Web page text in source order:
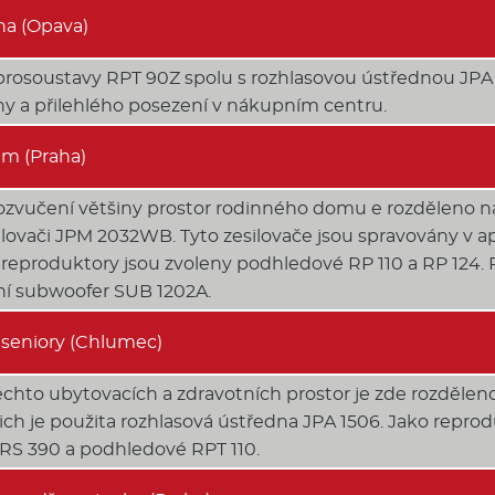
(Opava)
RPT 90Z spolu s rozhlasovou ústřednou
a přilehlého posezení v nákupním centru.
(Praha)
většiny prostor rodinného domu e rozděleno
JPM 2032WB. Tyto zesilovače jsou spravovány v
jsou zvoleny podhledové RP 110 a RP
subwoofer SUB 1202A.
(Chlumec)
ubytovacích a zdravotních prostor je zde
je použita rozhlasová ústředna JPA 1506. Jako
390 a podhledové RPT 110.